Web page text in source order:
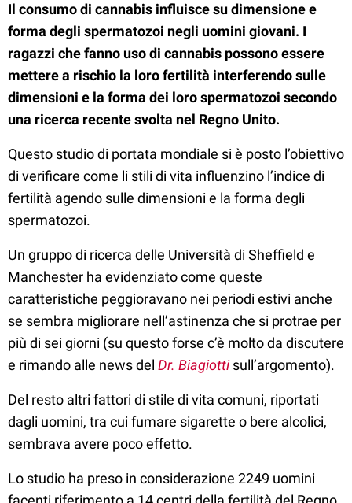
Il consumo di cannabis influisce su dimensione e
forma degli spermatozoi negli uomini giovani. I
ragazzi che fanno uso di cannabis possono essere
mettere a rischio la loro fertilità interferendo sulle
dimensioni e la forma dei loro spermatozoi secondo
una ricerca recente svolta nel Regno Unito.
Questo studio di portata mondiale si è posto l’obiettivo
di verificare come li stili di vita influenzino l’indice di
fertilità agendo sulle dimensioni e la forma degli
spermatozoi.
Un gruppo di ricerca delle Università di Sheffield e
Manchester ha evidenziato come queste
caratteristiche peggioravano nei periodi estivi anche
se sembra migliorare nell’astinenza che si protrae per
più di sei giorni (su questo forse c’è molto da discutere
e rimando alle news del Dr. Biagiottisull’argomento).
Del resto altri fattori di stile di vita comuni, riportati
dagli uomini, tra cui fumare sigarette o bere alcolici,
sembrava avere poco effetto.
Lo studio ha preso in considerazione 2249 uomini